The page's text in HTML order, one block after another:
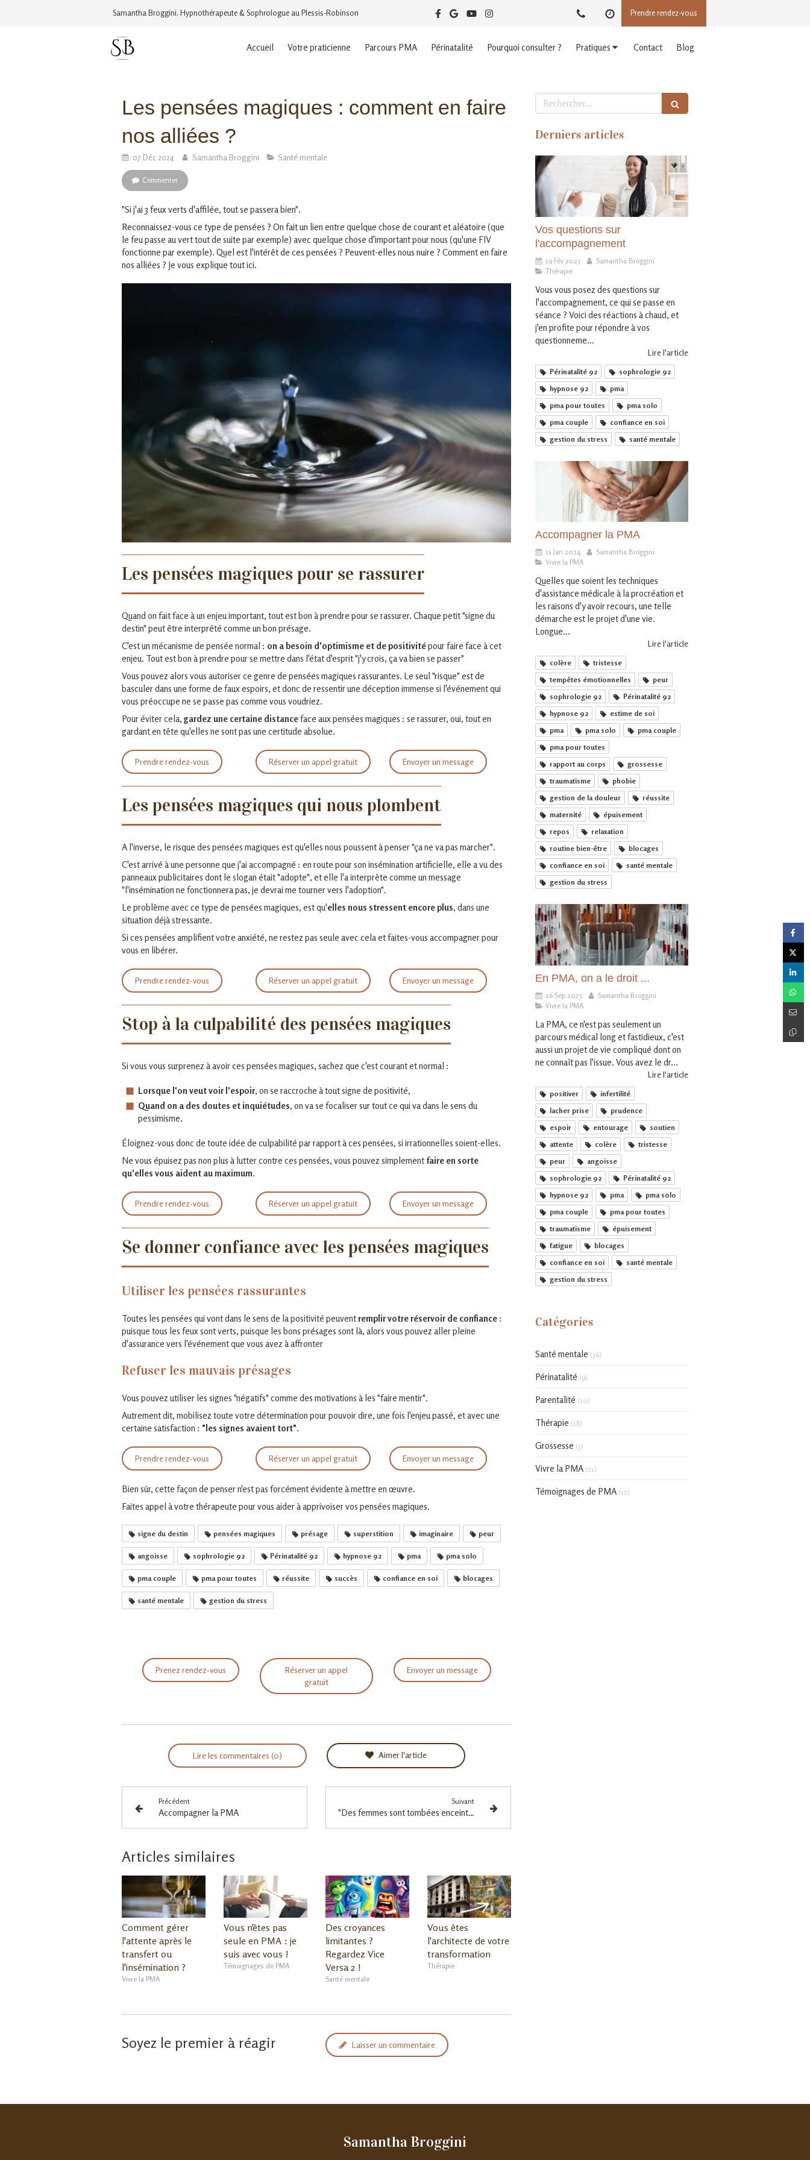
Samantha Broggini, Hypnothérapeute & Sophrologue au Plessis-Robinson Prendre rendez-vous
Accueil Votre praticienne Parcours PMA Périnatalité Pourquoi consulter ? Pratiques Contact Blog
Les pensées magiques : comment en faire
nos alliées ?
07 Déc 2024 Samantha Broggini Santé mentale
Commenter
"Si j'ai 3 feux verts d'affilée, tout se passera bien".
Reconnaissez-vous ce type de pensées ? On fait un lien entre quelque chose de courant et aléatoire (que
le feu passe au vert tout de suite par exemple) avec quelque chose d'important pour nous (qu'une FIV
fonctionne par exemple). Quel est l'intérêt de ces pensées ? Peuvent-elles nous nuire ? Comment en faire
nos alliées ? Je vous explique tout ici.
Les pensées magiques pour se rassurer
Quand on fait face à un enjeu important, tout est bon à prendre pour se rassurer. Chaque petit "signe du
destin" peut être interprété comme un bon présage.
C'est un mécanisme de pensée normal : on a besoin d'optimisme et de positivitépour faire face à cet
enjeu. Tout est bon à prendre pour se mettre dans l'état d'esprit "j'y crois, ça va bien se passer"
Vous pouvez alors vous autoriser ce genre de pensées magiques rassurantes. Le seul "risque" est de
basculer dans une forme de faux espoirs, et donc de ressentir une déception immense si l'événement qui
vous préoccupe ne se passe pas comme vous voudriez.
Pour éviter cela, gardez une certaine distanceface aux pensées magiques : se rassurer, oui, tout en
gardant en tête qu'elles ne sont pas une certitude absolue.
Prendre rendez-vous Réserver un appel gratuit Envoyer un message
Les pensées magiques qui nous plombent
A l'inverse, le risque des pensées magiques est qu'elles nous poussent à penser "ça ne va pas marcher".
C'est arrivé à une personne que j'ai accompagné : en route pour son insémination artificielle, elle a vu des
panneaux publicitaires dont le slogan était "adopte", et elle l'a interprète comme un message
"l'insémination ne fonctionnera pas, je devrai me tourner vers l'adoption".
Le problème avec ce type de pensées magiques, est qu'elles nous stressent encore plus, dans une
situation déjà stressante.
Si ces pensées amplifient votre anxiété, ne restez pas seule avec cela et faites-vous accompagner pour
vous en libérer.
Prendre rendez-vous Réserver un appel gratuit Envoyer un message
Stop à la culpabilité des pensées magiques
Si vous vous surprenez à avoir ces pensées magiques, sachez que c'est courant et normal :
Lorsque l'on veut voir l'espoir, on se raccroche à tout signe de positivité,
Quand on a des doutes et inquiétudes, on va se focaliser sur tout ce qui va dans le sens du
pessimisme.
Éloignez-vous donc de toute idée de culpabilité par rapport à ces pensées, si irrationnelles soient-elles.
Ne vous épuisez pas non plus à lutter contre ces pensées, vous pouvez simplement faire en sorte
qu'elles vous aident au maximum.
Prendre rendez-vous Réserver un appel gratuit Envoyer un message
Se donner confiance avec les pensées magiques
Utiliser les pensées rassurantes
Toutes les pensées qui vont dans le sens de la positivité peuventremplir votre réservoir de confiance :
puisque tous les feux sont verts, puisque les bons présages sont là, alors vous pouvez aller pleine
d'assurance vers l'événement que vous avez à affronter
Refuser les mauvais présages
Vous pouvez utiliser les signes "négatifs" comme des motivations à les "faire mentir".
Autrement dit, mobilisez toute votre détermination pour pouvoir dire, une fois l'enjeu passé, et avec une
certaine satisfaction : "les signes avaient tort".
Prendre rendez-vous Réserver un appel gratuit Envoyer un message
Bien sûr, cette façon de penser n'est pas forcément évidente à mettre en œuvre.
Faites appel à votre thérapeute pour vous aider à apprivoiser vos pensées magiques.
signe du destin pensées magiques présage superstition imaginaire peur
angoisse sophrologie 92 Périnatalité 92 hypnose 92 pma pma solo
pma couple pma pour toutes réussite succès confiance en soi blocages
santé mentale gestion du stress
Prenez rendez-vous
Réserver un appel
gratuit
Envoyer un message
Lire les commentaires (0) Aimer l'article
Précédent
Accompagner la PMA
Suivant
"Des femmes sont tombées enceintes avec votre accompagnement ?"
Articles similaires
Comment gérer
l'attente après le
transfert ou
l'insémination ?
Vivre la PMA
Vous n'êtes pas
seule en PMA : je
suis avec vous !
Témoignages de PMA
Des croyances
limitantes ?
Regardez Vice
Versa 2 !
Santé mentale
Vous êtes
l'architecte de votre
transformation
Thérapie
Soyez le premier à réagir Laisser un commentaire
Rechercher
Derniers articles
Vos questions sur
l'accompagnement
19 Fév 2025
Samantha Broggini
Thérapie
Vous vous posez des questions sur
l'accompagnement, ce qui se passe en
séance ? Voici des réactions à chaud, et
j'en profite pour répondre à vos
questionneme...
Lire l'article
Périnatalité 92
sophrologie 92
hypnose 92
pma
pma pour toutes
pma solo
pma couple
confiance en soi
gestion du stress
santé mentale
Accompagner la PMA
11 Jan 2024
Samantha Broggini
Vivre la PMA
Quelles que soient les techniques
d'assistance médicale à la procréation et
les raisons d'y avoir recours, une telle
démarche est le projet d'une vie.
Longue...
Lire l'article
colère
tristesse
tempêtes émotionnelles
peur
sophrologie 92
Périnatalité 92
hypnose 92
estime de soi
pma
pma solo
pma couple
pma pour toutes
rapport au corps
grossesse
traumatisme
phobie
gestion de la douleur
réussite
maternité
épuisement
repos
relaxation
routine bien-être
blocages
confiance en soi
santé mentale
gestion du stress
En PMA, on a le droit ...
26 Sep 2025
Samantha Broggini
Vivre la PMA
La PMA, ce n'est pas seulement un
parcours médical long et fastidieux, c'est
aussi un projet de vie compliqué dont on
ne connaît pas l'issue. Vous avez le dr...
Lire l'article
positiver
infertilité
lacher prise
prudence
espoir
entourage
soutien
attente
colère
tristesse
peur
angoisse
sophrologie 92
Périnatalité 92
hypnose 92
pma
pma solo
pma couple
pma pour toutes
traumatisme
épuisement
fatigue
blocages
confiance en soi
santé mentale
gestion du stress
Catégories
Santé mentale (36)
Périnatalité (9)
Parentalité (10)
Thérapie (18)
Grossesse (3)
Vivre la PMA (21)
Témoignages de PMA (12)
Samantha Broggini